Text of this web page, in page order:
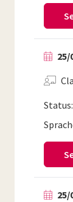
25/
Status:
25/